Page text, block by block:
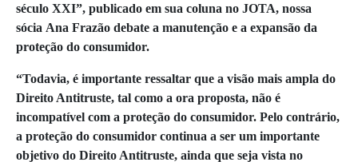
século XXI”, publicado em sua coluna no JOTA, nossa
sócia Ana Frazão debate a manutenção e a expansão da
proteção do consumidor.
“Todavia, é importante ressaltar que a visão mais ampla do
Direito Antitruste, tal como a ora proposta, não é
incompatível com a proteção do consumidor. Pelo contrário,
a proteção do consumidor continua a ser um importante
objetivo do Direito Antitruste, ainda que seja vista no